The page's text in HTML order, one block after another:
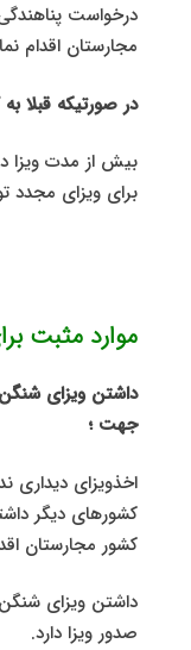
درخواست
مجارستان اقدام
در صورتیکه قبلا
بیش از مدت ویزا
برای ویزای مجدد
موارد مثبت
داشتن ویزای
جهت ؛
اخذویزای دیداری
کشور مجارستان
داشتن ویزای شنگن
صدور ویزا دارد.